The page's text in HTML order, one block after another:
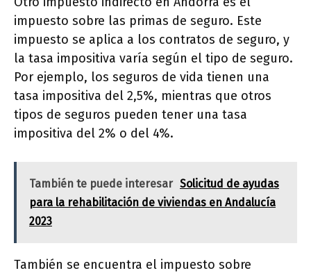
impuesto sobre las primas de seguro. Este
impuesto se aplica a los contratos de seguro, y
la tasa impositiva varía según el tipo de seguro.
Por ejemplo, los seguros de vida tienen una
tasa impositiva del 2,5%, mientras que otros
tipos de seguros pueden tener una tasa
impositiva del 2% o del 4%.
También te puede interesar Solicitud de ayudas
para la rehabilitación de viviendas en Andalucía
2023
También se encuentra el impuesto sobre